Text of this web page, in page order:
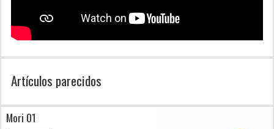
Artículos parecidos
Mori 01